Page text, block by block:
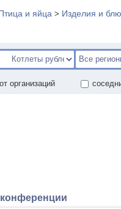
и яйца > Изделия и
от организаций